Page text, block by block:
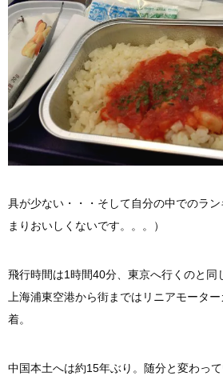
具が少ない・・・そして自分の中でのラ
まりおいしくないです。。。）
飛行時間は1時間40分、東京へ行くのと同
上海浦東空港から街まではリニアモータ
着。
中国本土へは約15年ぶり。随分と変わって